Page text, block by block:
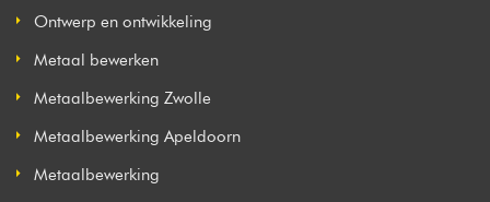
Ontwerp en ontwikkeling
Metaal bewerken
Metaalbewerking Zwolle
Metaalbewerking Apeldoorn
Metaalbewerking